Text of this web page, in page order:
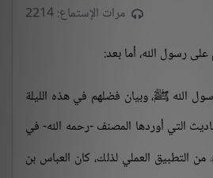
مرات الإستماع: 2214
على رسول الله، أما بعد:
الله ﷺ، وبيان فضلهم في هذه الليلة
التي أوردها المصنف -رحمه الله- في
من التطبيق العملي لذلك، كان العباس بن